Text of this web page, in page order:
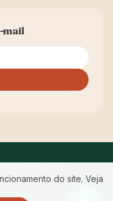
mail
05/12843 — Começar
do site. Veja